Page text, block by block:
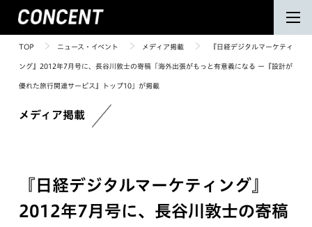
TOP ニュース・イベント メディア掲載 『日経デジタルマーケティ
ング』2012年7月号に、長谷川敦士の寄稿「海外出張がもっと有意義になる ー『設計が
優れた旅行関連サービス』トップ10」が掲載
メディア掲載
『日経デジタルマーケティング』
2012年7月号に、長谷川敦士の寄稿